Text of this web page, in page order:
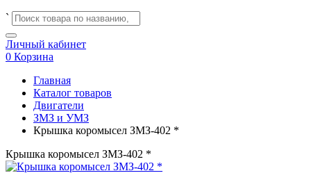
`
Личный кабинет
0 Корзина
Главная
Каталог товаров
Двигатели
ЗМЗ и УМЗ
Крышка коромысел ЗМЗ-402 *
Крышка коромысел ЗМЗ-402 *